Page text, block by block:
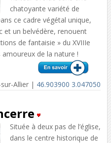
chatoyante variété de
ce cadre végétal unique,
et un belvédère, renouent
de fantaisie » du XVIIIe
de la nature !
Allier | 46.903900 3.047050
Située à deux pas de l’église,
dans le centre historique de